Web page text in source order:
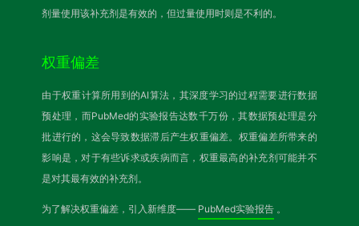
剂量使用该补充剂是有效的，但过量使用时则是不利的。
权重偏差
由于权重计算所用到的AI算法，其深度学习的过程需要进行数据
预处理，而PubMed的实验报告达数千万份，其数据预处理是分
批进行的，这会导致数据滞后产生权重偏差。权重偏差所带来的
影响是，对于有些诉求或疾病而言，权重最高的补充剂可能并不
是对其最有效的补充剂。
为了解决权重偏差，引入新维度—— PubMed实验报告 。